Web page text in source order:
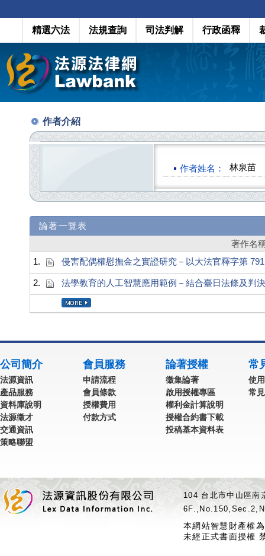
精選六法 法規查詢 司法判解 行政函釋
作者介紹
作者姓名： 林泉苗
論著一覽表
著作名
1.
侵害配偶權慰撫金之實證研究－以大法官釋字第
2. 法學教育的人工智慧應用範例－結合臺日法條及判
公司簡介
法源資訊
產品服務
資料庫說明
法源徵才
交通資訊
策略聯盟
會員服務
申請流程
會員條款
授權費用
付款方式
論著授權
徵集論著
啟用授權專區
權利金計算說明
授權合約書下載
投稿基本資料表
常
使
常
104 台北市中山區
本網站智慧財產權
未經正式書面授權